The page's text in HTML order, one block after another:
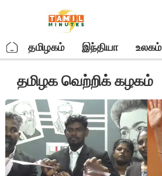
. தமிழகம் இந்தியா உலகம்
தமிழக வெற்றிக் கழகம்